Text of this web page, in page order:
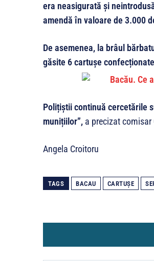
era neasigurată și
amendă în valoare de 3.000
De asemenea, la brâul
găsite 6 cartușe
Polițiștii continuă cercetările
munițiilor”, a precizat
Angela Croitoru
TAGS BACAU CARTUŞE